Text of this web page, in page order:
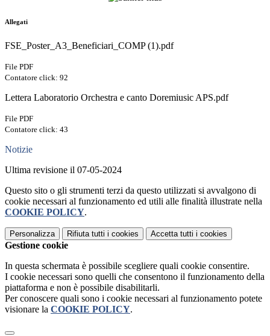
Allegati
FSE_Poster_A3_Beneficiari_COMP (1).pdf
File PDF
Contatore click: 92
Lettera Laboratorio Orchestra e canto Doremiusic APS.pdf
File PDF
Contatore click: 43
Notizie
Ultima revisione il 07-05-2024
Questo sito o gli strumenti terzi da questo utilizzati si avvalgono di
cookie necessari al funzionamento ed utili alle finalità illustrate nella
COOKIE POLICY.
Personalizza Rifiuta tutti i cookies Accetta tutti i cookies
Gestione cookie
In questa schermata è possibile scegliere quali cookie consentire.
I cookie necessari sono quelli che consentono il funzionamento della
piattaforma e non è possibile disabilitarli.
Per conoscere quali sono i cookie necessari al funzionamento potete
visionare la COOKIE POLICY.